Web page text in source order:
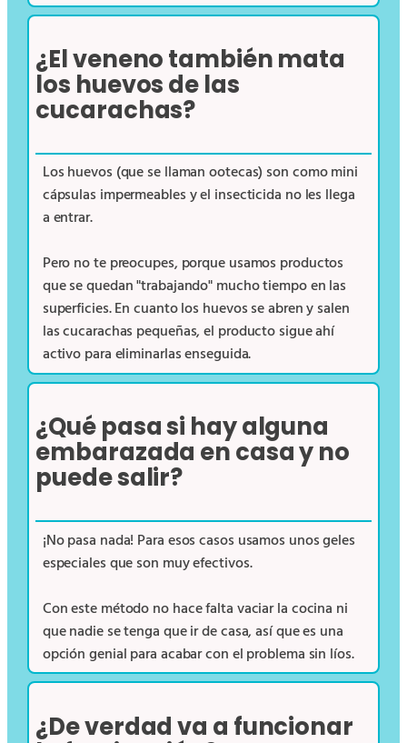
¿El veneno también mata
los huevos de las
cucarachas?
Los huevos (que se llaman ootecas) son como mini
cápsulas impermeables y el insecticida no les llega
a entrar.
Pero no te preocupes, porque usamos productos
que se quedan "trabajando" mucho tiempo en las
superficies. En cuanto los huevos se abren y salen
las cucarachas pequeñas, el producto sigue ahí
activo para eliminarlas enseguida.
¿Qué pasa si hay alguna
embarazada en casa y no
puede salir?
¡No pasa nada! Para esos casos usamos unos geles
especiales que son muy efectivos.
Con este método no hace falta vaciar la cocina ni
que nadie se tenga que ir de casa, así que es una
opción genial para acabar con el problema sin líos.
¿De verdad va a funcionar